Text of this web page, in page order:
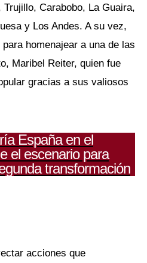
Carabobo, La Guaira,
y Los Andes. A su vez,
homenajear a una de las
Maribel Reiter, quien fue
gracias a sus valiosos
España en el
el escenario para
transformación
acciones que